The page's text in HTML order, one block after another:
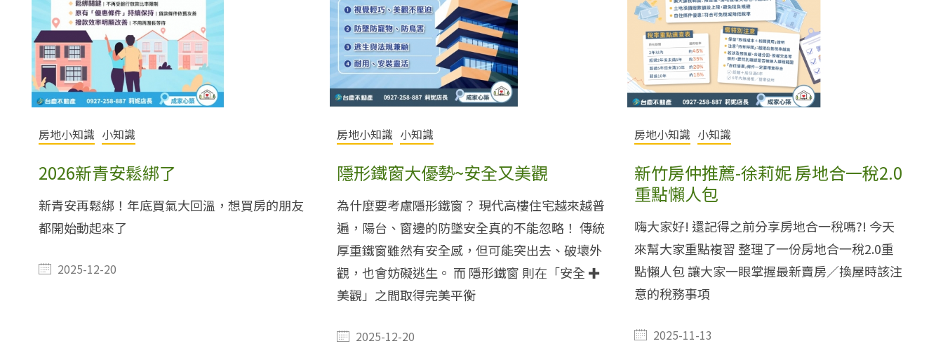
房地小知識 小知識
2026新青安鬆綁了
新青安再鬆綁！年底買氣大回溫，想買房的朋友
都開始動起來了
2025-12-20
房地小知識 小知識
隱形鐵窗大優勢~安全又美觀
為什麼​​​​​​​要考慮隱形鐵窗？ 現代高樓住宅越來越普
遍，陽台、窗邊的防墜安全真的不能忽略！ 傳統
厚重鐵窗雖然有安全感，但可能突出去、破壞外
觀，也會妨礙逃生。 而 隱形鐵窗 則在「安全 ✚
美觀」之間取得完美平衡
2025-12-20
房地小知識 小知識
新竹房仲推薦-徐莉妮 房地合一稅2.0
重點懶人包
嗨大家好! 還記得之前分享房地合一稅嗎?! 今天
來幫大家重點複習 整理了一份房地合一稅2.0重
點懶人包 讓大家一眼掌握最新賣房／換屋時該注
意的稅務事項
2025-11-13